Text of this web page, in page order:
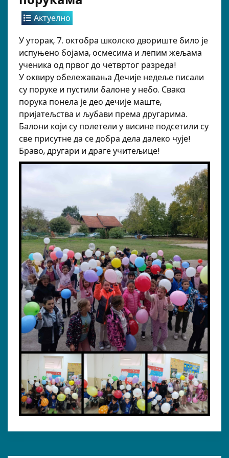
Актуелно
У уторак, 7. октобра школско двориште било је
испуњено бојама, осмесима и лепим жељама
ученика од првог до четвртог разреда!
У оквиру обележавања Дечије недеље писали
су поруке и пустили балоне у небо. Свакa
порука понела је део дечије маште,
пријатељства и љубави према другарима.
Балони који су полетели у висине подсетили су
све присутне да се добра дела далеко чује!
Браво, другари и драге учитељице!